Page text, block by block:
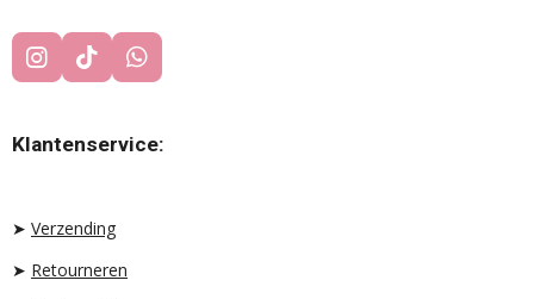
I
N
T
A
A
T
I
T
O
W
H
T
S
Klantenservice:
➤ Verzending
➤ Retourneren